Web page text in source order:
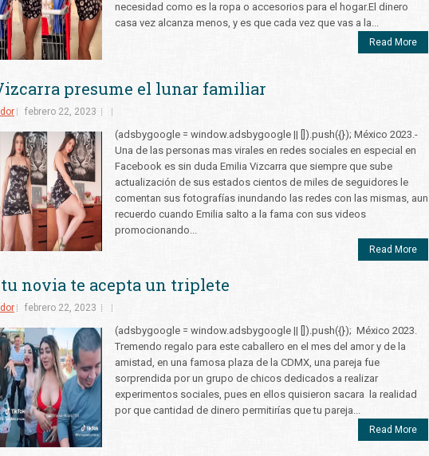
necesidad como es la ropa o accesorios para el hogar.El dinero
casa vez alcanza menos, y es que cada vez que vas a la...
Read More
presume el lunar familiar
febrero 22, 2023
(adsbygoogle = window.adsbygoogle || []).push({}); México 2023.-
Una de las personas mas virales en redes sociales en especial en
Facebook es sin duda Emilia Vizcarra que siempre que sube
actualización de sus estados cientos de miles de seguidores le
comentan sus fotografías inundando las redes con las mismas, aun
recuerdo cuando Emilia salto a la fama con sus videos
promocionando...
Read More
tu novia te acepta un triplete
febrero 22, 2023
(adsbygoogle = window.adsbygoogle || []).push({}); México 2023.
Tremendo regalo para este caballero en el mes del amor y de la
amistad, en una famosa plaza de la CDMX, una pareja fue
sorprendida por un grupo de chicos dedicados a realizar
experimentos sociales, pues en ellos quisieron sacara la realidad
por que cantidad de dinero permitirías que tu pareja...
Read More